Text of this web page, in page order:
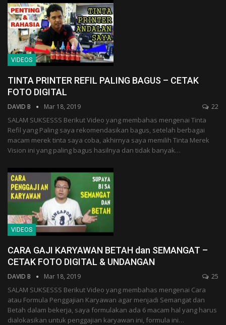
VIDEOS
TINTA PRINTER REFIL PALING BAGUS – CETAK
FOTO DIGITAL
DAVID B Mar 18, 2019 22
SALAM SUKSESSS Berikut Video yang membahas mengenai Tinta
Refil yang Paling saya rekomendasikan bagus, setelah berbagai
macam merek tinta saya coba, akhirnya saya memilih Tinta Merek
Vision ini yang paling bagus hasilnya dan tidak banyak…
VIDEOS
CARA GAJI KARYAWAN BETAH dan SEMANGAT –
CETAK FOTO DIGITAL & UNDANGAN
DAVID B Mar 18, 2019 25
SALAM SUKSESSS Berikut Video yang membahas mengenai Cara
atau Formula Penggajian Karyawan agar menjadi Semangat dan
Betah dalam bekerja, saya formulakan ada 6 macam hal yang harus
dialokasikan untuk penggajian karyawan ini, formula ini…